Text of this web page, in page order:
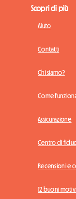
Scopri di più
Aiuto
Contatti
Chi siamo?
Come
Assicurazione
Centro di
Recensioni e
12 buoni